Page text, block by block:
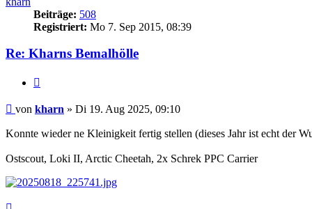
Beiträge: 508
Registriert: Mo 7. Sep 2015, 08:39
Re: Kharns Bemalhölle
Beitrag
von kharn » Di 19. Aug 2025, 09:10
Konnte wieder ne Kleinigkeit fertig stellen (dieses Jahr ist echt der
Ostscout, Loki II, Arctic Cheetah, 2x Schrek PPC Carrier